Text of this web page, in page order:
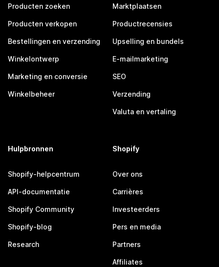
Producten zoeken
Producten verkopen
Bestellingen en verzending
Winkelontwerp
Marketing en conversie
Winkelbeheer
Marktplaatsen
Productrecensies
Upselling en bundels
E-mailmarketing
SEO
Verzending
Valuta en vertaling
Hulpbronnen
Shopify-helpcentrum
API-documentatie
Shopify Community
Shopify-blog
Research
Shopify
Over ons
Carrières
Investeerders
Pers en media
Partners
Affiliates